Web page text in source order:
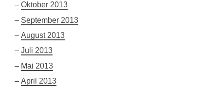
Oktober 2013
September 2013
August 2013
Juli 2013
Mai 2013
April 2013